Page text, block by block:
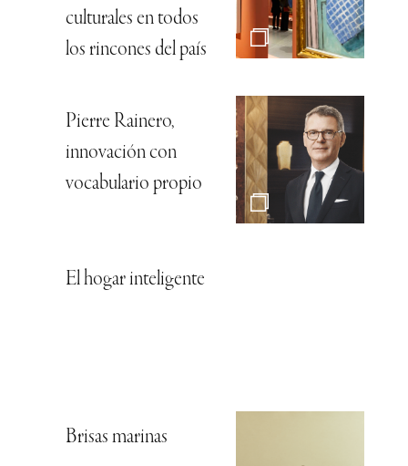
culturales en todos
los rincones del país
Pierre Rainero,
innovación con
vocabulario propio
El hogar inteligente
Brisas marinas